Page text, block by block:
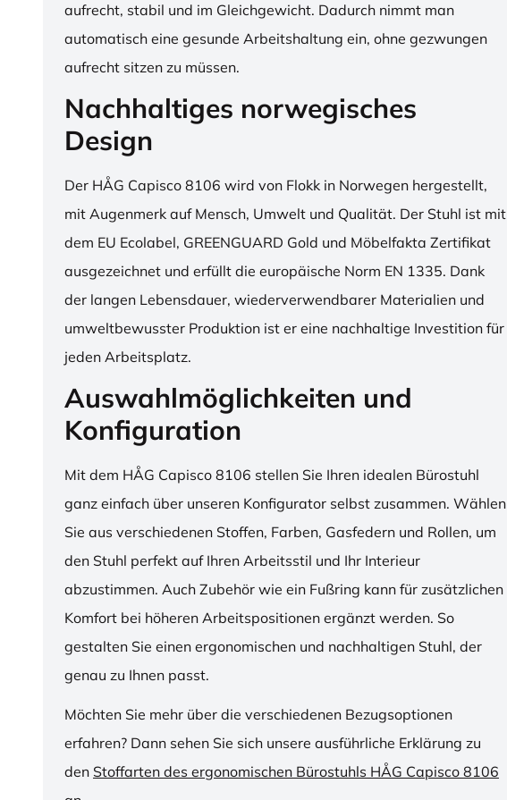
aufrecht, stabil und im Gleichgewicht. Dadurch nimmt man
automatisch eine gesunde Arbeitshaltung ein, ohne gezwungen
aufrecht sitzen zu müssen.
Nachhaltiges norwegisches
Design
Der HÅG Capisco 8106 wird von Flokk in Norwegen hergestellt,
mit Augenmerk auf Mensch, Umwelt und Qualität. Der Stuhl ist mit
dem EU Ecolabel, GREENGUARD Gold und Möbelfakta Zertifikat
ausgezeichnet und erfüllt die europäische Norm EN 1335. Dank
der langen Lebensdauer, wiederverwendbarer Materialien und
umweltbewusster Produktion ist er eine nachhaltige Investition für
jeden Arbeitsplatz.
Auswahlmöglichkeiten und
Konfiguration
Mit dem HÅG Capisco 8106 stellen Sie Ihren idealen Bürostuhl
ganz einfach über unseren Konfigurator selbst zusammen. Wählen
Sie aus verschiedenen Stoffen, Farben, Gasfedern und Rollen, um
den Stuhl perfekt auf Ihren Arbeitsstil und Ihr Interieur
abzustimmen. Auch Zubehör wie ein Fußring kann für zusätzlichen
Komfort bei höheren Arbeitspositionen ergänzt werden. So
gestalten Sie einen ergonomischen und nachhaltigen Stuhl, der
genau zu Ihnen passt.
Möchten Sie mehr über die verschiedenen Bezugsoptionen
erfahren? Dann sehen Sie sich unsere ausführliche Erklärung zu
den Stoffarten des ergonomischen Bürostuhls HÅG Capisco 8106